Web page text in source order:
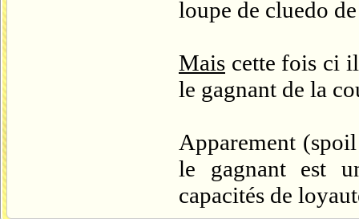
loupe de cluedo
Mais cette fois ci
le gagnant de la
Apparement
le gagnant est
capacités de